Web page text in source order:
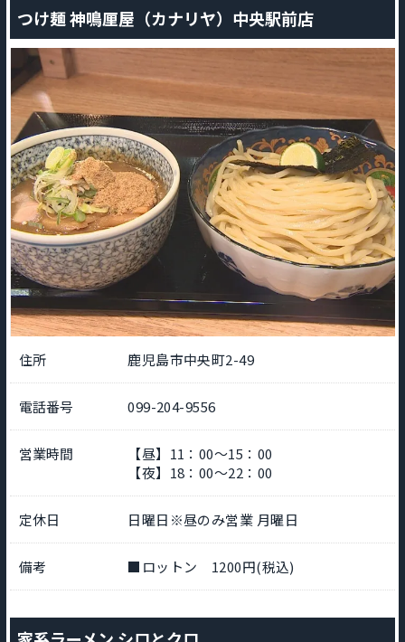
つけ麺 神鳴厘屋（カナリヤ）中央駅前店
住所 鹿児島市中央町2-49
電話番号 099-204-9556
営業時間
【昼】11：00～15：00
【夜】18：00～22：00
定休日 日曜日※昼のみ営業 月曜日
備考 ■ロットン 1200円(税込)